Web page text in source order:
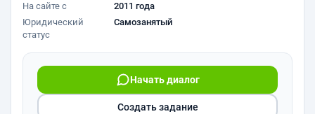
На сайте с
2011 года
Юридический
статус
Самозанятый
Начать диалог
Создать задание